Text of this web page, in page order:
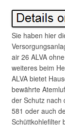
Sie haben hier
air 26 ALVA
weiteres beim
ALVA bietet
bewährte
der Schutz nach
581 oder auch
Schüttkohlefilter